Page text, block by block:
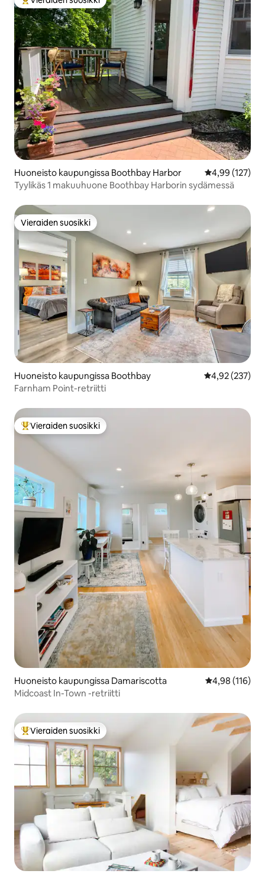
Vieraiden suosikkien parhaimmistoa
Huoneisto kaupungissa Boothbay Harbor
4,99 (127)
Tyylikäs 1 makuuhuone Boothbay Harborin sydämessä
Vieraiden suosikki
Vieraiden suosikki
Huoneisto kaupungissa Boothbay
4,92 (237)
Farnham Point-retriitti
Vieraiden suosikkien parhaimmistoa
Vieraiden suosikki
Huoneisto kaupungissa Damariscotta
4,98 (116)
Midcoast In-Town -retriitti
Vieraiden suosikkien parhaimmistoa
Vieraiden suosikki